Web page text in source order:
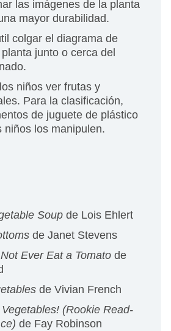
las imágenes de la planta
mayor durabilidad.
colgar el diagrama de
junto o cerca del
niños ver frutas y
Para la clasificación,
de juguete de plástico
niños los manipulen.
Soup de Lois Ehlert
de Janet Stevens
Ever Eat a Tomato de
de Vivian French
(Rookie Read-
de Fay Robinson